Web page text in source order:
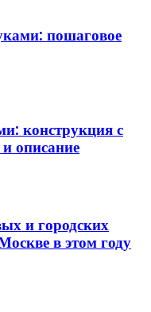
пошаговое
конструкция с
описание
и городских
в этом году